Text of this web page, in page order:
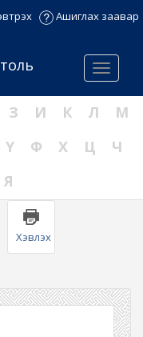
Ашиглах заавар
Menu
З И К Л
М
Ү Ф Х Ц
Ч
Я
Хэвлэх